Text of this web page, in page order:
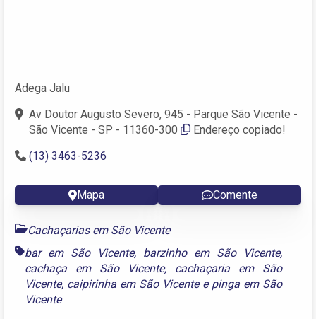
Adega Jalu
Av Doutor Augusto Severo, 945 - Parque São Vicente -
São Vicente - SP - 11360-300
Endereço copiado!
(13) 3463-5236
Mapa Comente
Cachaçarias em São Vicente
bar em São Vicente, barzinho em São Vicente,
cachaça em São Vicente, cachaçaria em São
Vicente, caipirinha em São Vicentee pinga em São
Vicente